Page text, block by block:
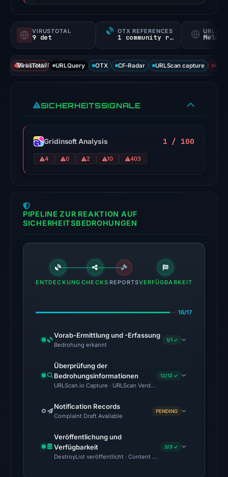
probability).
signals:
9
VirusTotal
engines
the
domain
at
UTC.
AlienVault
OTX
recorded
community
reference
on
1,
2026
00:25
Spamhaus
DBL:
DBL_SPAM
VIRUSTOTAL
9 det
OTX REFERENCES
1 community ref
DATENABDECKUNG
VirusTotal URLQuery OTX CF-Radar URLScan capture
SICHERHEITSSIGNALE
Gridinsoft Analysis 1 / 100
4 0 2 10 403
PIPELINE ZUR REAKTION AUF
SICHERHEITSBEDROHUNGEN
ENTDECKUNG CHECKS REPORTSVERFÜGBARKEIT
16/17
Vorab-Ermittlung und -Erfassung
Bedrohung erkannt
1/1 ✓
Überprüfung der
Bedrohungsinformationen
URLScan.io Capture · URLScan Verdict · Cloudflare Radar
12/12 ✓
Notification Records
Complaint Draft Available
PENDING
Veröffentlichung und
Verfügbarkeit
DestroyList veröffentlicht · Content Observed Unavailable ·
3/3 ✓